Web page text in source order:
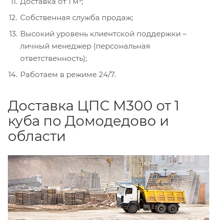
Собственная служба продаж;
Высокий уровень клиентской поддержки –
личный менеджер (персональная
ответственность);
Работаем в режиме 24/7.
Доставка ЦПС М300 от 1
куба по Домодедово и
области